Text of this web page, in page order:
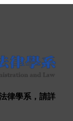
律學系，請詳